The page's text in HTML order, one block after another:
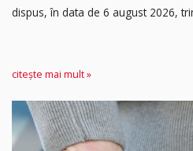
dispus, în data de 6 august 2026,
citește mai mult »